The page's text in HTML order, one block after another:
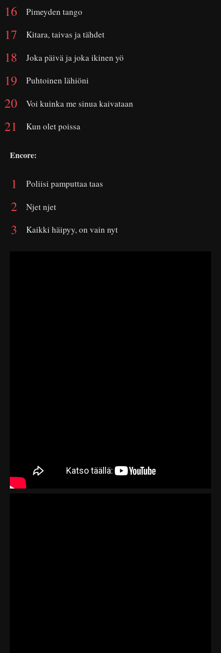
Pimeyden tango
Kitara, taivas ja tähdet
Joka päivä ja joka ikinen yö
Puhtoinen lähiöni
Voi kuinka me sinua kaivataan
Kun olet poissa
Encore:
Poliisi pamputtaa taas
Njet njet
Kaikki häipyy, on vain nyt